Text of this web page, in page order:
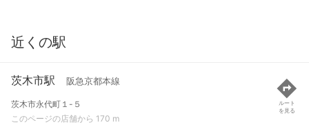
近くの駅
茨木市駅 阪急京都本線
茨木市永代町１-５
このページの店舗から 170 m
ルート
を見る